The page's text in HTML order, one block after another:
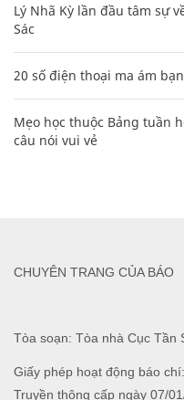
Lý Nhã Kỳ lần đầu tâm sự
Sác
20 số điện thoại ma ám
Mẹo học thuộc Bảng tuần
câu nói vui vẻ
Tòa soạn: Tòa nhà Cục Tần
Giấy phép hoạt động báo
Truyền thông cấp ngày 07/
CHUYÊN TRANG CỦA BÁO